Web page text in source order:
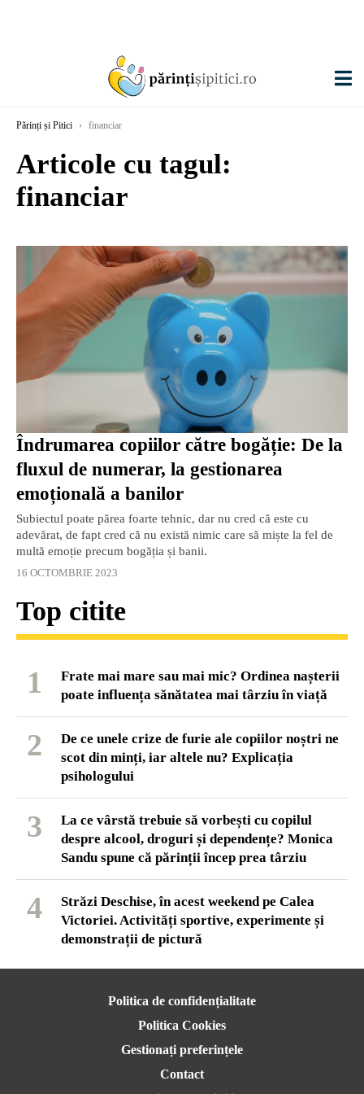
Părinți și Pitici › financiar
Articole cu tagul:
financiar
Îndrumarea copiilor către bogăție: De la
fluxul de numerar, la gestionarea
emoțională a banilor
Subiectul poate părea foarte tehnic, dar nu cred că este cu
adevărat, de fapt cred că nu există nimic care să miște la fel de
multă emoție precum bogăția și banii.
16 OCTOMBRIE 2023
Top citite
1
Frate mai mare sau mai mic? Ordinea nașterii
poate influența sănătatea mai târziu în viață
2
De ce unele crize de furie ale copiilor noștri ne
scot din minți, iar altele nu? Explicația
psihologului
3
La ce vârstă trebuie să vorbești cu copilul
despre alcool, droguri și dependențe? Monica
Sandu spune că părinții încep prea târziu
4
Străzi Deschise, în acest weekend pe Calea
Victoriei. Activități sportive, experimente și
demonstrații de pictură
Politica de confidențialitate
Politica Cookies
Gestionați preferințele
Contact